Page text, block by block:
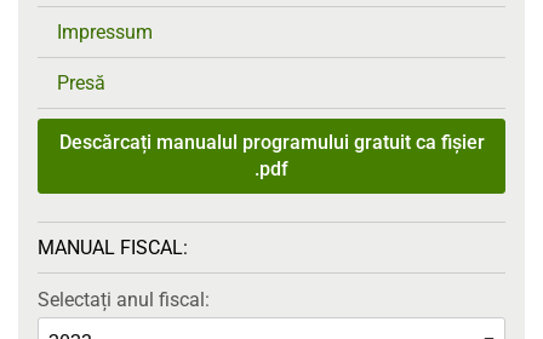
Impressum
Presă
Descărcați manualul programului gratuit ca fișier
.pdf
MANUAL FISCAL:
Selectați anul fiscal: